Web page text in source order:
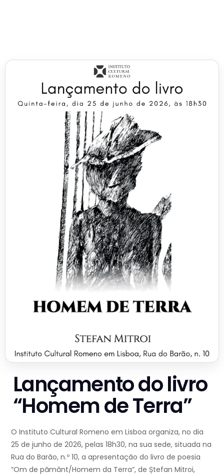
Lançamento do livro
“Homem de Terra”
O Instituto Cultural Romeno em Lisboa organiza, no dia
25 de junho de 2026, pelas 18h30, na sua sede, situada na
Rua do Barão, n.º 10, a apresentação do livro de poesia
“Om de pământ/Homem da Terra”, de Ștefan Mitroi,